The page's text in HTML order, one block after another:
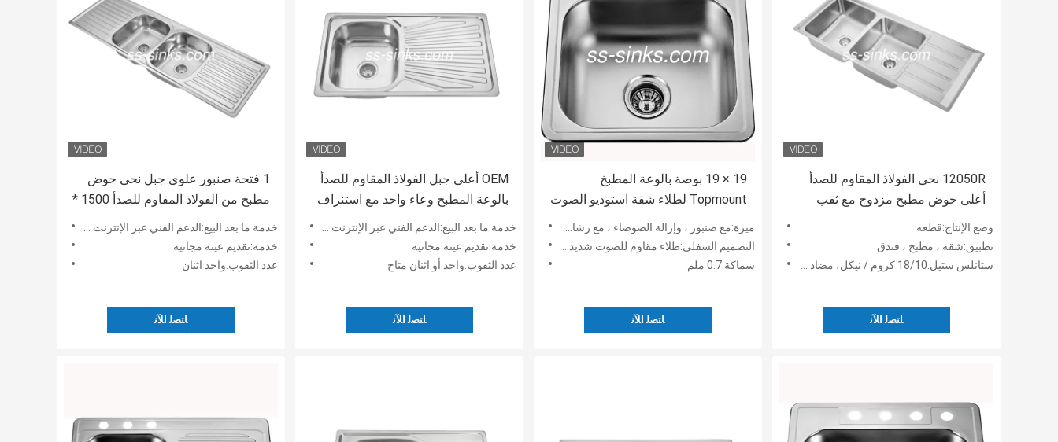
1 فتحة صنبور علوي جبل نحى حوض
مطبخ من الفولاذ المقاوم للصدأ 1500 *
خدمة ما بعد البيع:الدعم الفني عبر الإنترنت ، التثبيت في الموقع
خدمة:تقديم عينة مجانية
عدد الثقوب:واحد اثنان
ﺎﺘﺼﻟ ﺍﻶﻧ
OEM أعلى جبل الفولاذ المقاوم للصدأ
بالوعة المطبخ وعاء واحد مع استنزاف
خدمة ما بعد البيع:الدعم الفني عبر الإنترنت ، التثبيت في الموقع
خدمة:تقديم عينة مجانية
عدد الثقوب:واحد أو اثنان متاح
ﺎﺘﺼﻟ ﺍﻶﻧ
19 × 19 بوصة بالوعة المطبخ
Topmount لطلاء شقة استوديو الصوت
ميزة:مع صنبور ، وإزالة الضوضاء ، مع رشاش ، مصفاة ، لوح تقطيع ورف قابل للطي
التصميم السفلي:طلاء مقاوم للصوت شديد التحمل وحشو مطاطي سميك
سماكة:0.7 ملم
ﺎﺘﺼﻟ ﺍﻶﻧ
12050R نحى الفولاذ المقاوم للصدأ
أعلى حوض مطبخ مزدوج مع ثقب
صنبور واحد
وضع الإنتاج:قطعه
تطبيق:شقة ، مطبخ ، فندق
ستانلس ستيل:18/10 كروم / نيكل، مضاد للتآكل
ﺎﺘﺼﻟ ﺍﻶﻧ